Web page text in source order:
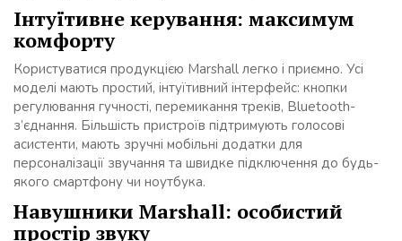
Інтуїтивне керування: максимум
комфорту
Користуватися продукцією Marshall легко і приємно. Усі
моделі мають простий, інтуїтивний інтерфейс: кнопки
регулювання гучності, перемикання треків, Bluetooth-
з’єднання. Більшість пристроїв підтримують голосові
асистенти, мають зручні мобільні додатки для
персоналізації звучання та швидке підключення до будь-
якого смартфону чи ноутбука.
Навушники Marshall: особистий
простір звуку